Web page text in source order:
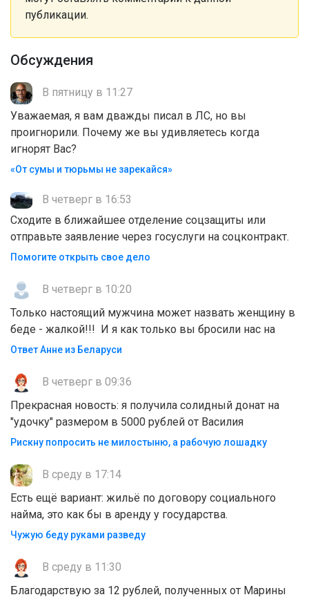
публикации.
Обсуждения
В пятницу в 11:27
Уважаемая, я вам дважды писал в ЛС, но вы
проигнорили. Почему же вы удивляетесь когда
игнорят Вас?
«От сумы и тюрьмы не зарекайся»
В четверг в 16:53
Сходите в ближайшее отделение соцзащиты или
отправьте заявление через госуслуги на соцконтракт.
Помогите открыть свое дело
В четверг в 10:20
Только настоящий мужчина может назвать женщину в
беде - жалкой!!! И я как только вы бросили нас на
Ответ Анне из Беларуси
В четверг в 09:36
Прекрасная новость: я получила солидный донат на
"удочку" размером в 5000 рублей от Василия
Рискну попросить не милостыню, а рабочую лошадку
В среду в 17:14
Есть ещё вариант: жильё по договору социального
найма, это как бы в аренду у государства.
Чужую беду руками разведу
В среду в 11:30
Благодарствую за 12 рублей, полученных от Марины